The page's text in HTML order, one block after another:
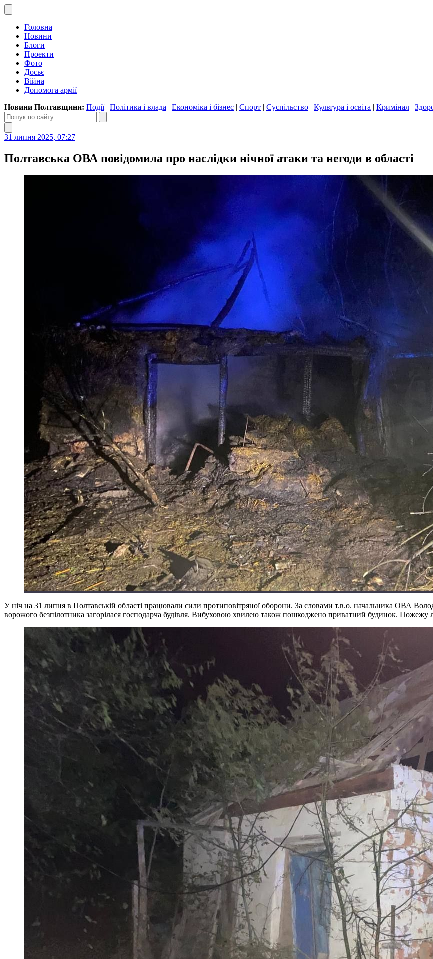
Головна
Новини
Блоги
Проекти
Фото
Досьє
Війна
Допомога армії
Новини Полтавщини: Події| Політика і влада | Економіка і бізнес | Спорт | Суспільство | Культура і освіта | Кримінал |
31 липня 2025, 07:27
Полтавська ОВА повідомила про наслідки нічної атаки та негоди в області
У ніч на 31 липня в Полтавській області працювали сили протиповітряної оборони. За словами т.в.о. начальника ОВА
ворожого безпілотника загорілася господарча будівля. Вибуховою хвилею також пошкоджено приватний будинок.